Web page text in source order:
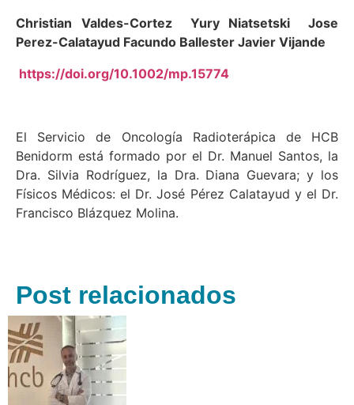
Christian Valdes-Cortez Yury Niatsetski
Jose
Perez-Calatayud Facundo Ballester Javier Vijande
https://doi.org/10.1002/mp.15774
El Servicio de Oncología Radioterápica de HCB
Benidorm está formado por el Dr. Manuel Santos, la
Dra. Silvia Rodríguez, la Dra. Diana Guevara; y los
Físicos Médicos: el Dr. José Pérez Calatayud y el Dr.
Francisco Blázquez Molina.
Post relacionados